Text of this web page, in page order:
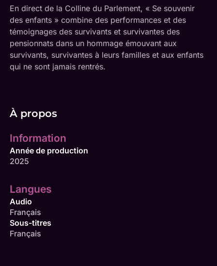
En direct de la Colline du Parlement, « Se souvenir
des enfants » combine des performances et des
témoignages des survivants et survivantes des
pensionnats dans un hommage émouvant aux
survivants, survivantes à leurs familles et aux enfants
qui ne sont jamais rentrés.
À propos
Information
Année de production
2025
Langues
Audio
Français
Sous-titres
Français